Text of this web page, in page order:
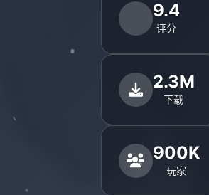
9.4
评分
2.3M
下载
900K
玩家